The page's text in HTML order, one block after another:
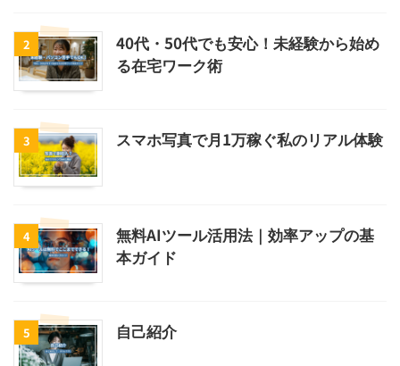
2
40代・50代でも安心！未経験から始め
る在宅ワーク術
3 スマホ写真で月1万稼ぐ私のリアル体験
4
無料AIツール活用法｜効率アップの基
本ガイド
5 自己紹介